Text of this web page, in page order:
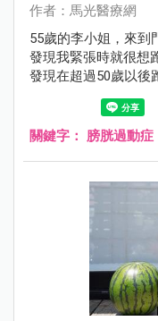
作者：馬光醫療網
55歲的李小姐，來到
發現我緊張時就很想
發現在超過50歲以後
都不敢出去外面太久
了，很煩惱耶！中醫
別疾病證型及患者體
關鍵字： 膀胱過動症